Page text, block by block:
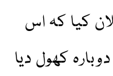
کیا کہ اس
کھول دیا